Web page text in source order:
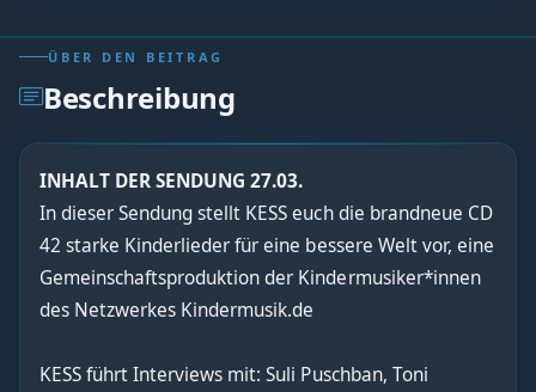
ÜBER DEN BEITRAG
Beschreibung
INHALT DER SENDUNG 27.03.
In dieser Sendung stellt KESS euch die brandneue CD
42 starke Kinderlieder für eine bessere Welt vor, eine
Gemeinschaftsproduktion der Kindermusiker*innen
des Netzwerkes Kindermusik.de
KESS führt Interviews mit: Suli Puschban, Toni